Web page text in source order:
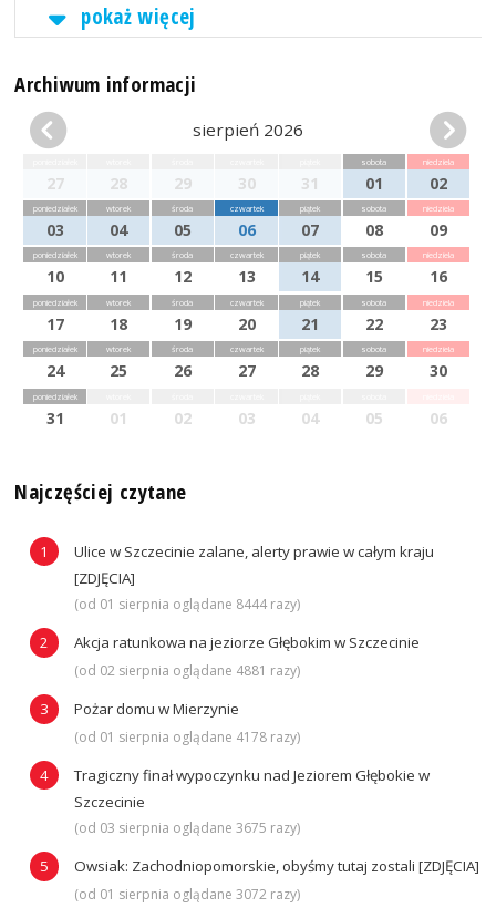
pokaż więcej
Archiwum informacji
sierpień 2026
27 28 29 30 31
sobota
01
niedziela
02
poniedziałek
03
wtorek
04
środa
05
czwartek
06
piątek
07
sobota
08
niedziela
09
poniedziałek
10
wtorek
11
środa
12
czwartek
13
piątek
14
sobota
15
niedziela
16
poniedziałek
17
wtorek
18
środa
19
czwartek
20
piątek
21
sobota
22
niedziela
23
poniedziałek
24
wtorek
25
środa
26
czwartek
27
piątek
28
sobota
29
niedziela
30
poniedziałek
31 01 02 03 04 05 06
Najczęściej czytane
Ulice w Szczecinie zalane, alerty prawie w całym kraju
[ZDJĘCIA]
(od 01 sierpnia oglądane 8444 razy)
Akcja ratunkowa na jeziorze Głębokim w Szczecinie
(od 02 sierpnia oglądane 4881 razy)
Pożar domu w Mierzynie
(od 01 sierpnia oglądane 4178 razy)
Tragiczny finał wypoczynku nad Jeziorem Głębokie w
Szczecinie
(od 03 sierpnia oglądane 3675 razy)
Owsiak: Zachodniopomorskie, obyśmy tutaj zostali [ZDJĘCIA]
(od 01 sierpnia oglądane 3072 razy)